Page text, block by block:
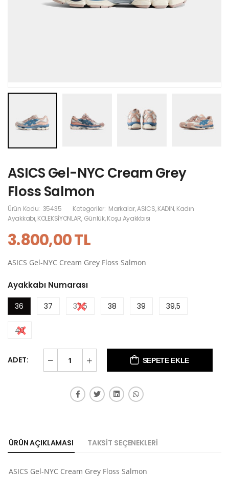
ASICS Gel-NYC Cream Grey
Floss Salmon
Ürün Kodu: 35435 Kategoriler: Markalar,ASICS,KADIN, Kadın
Ayakkabı,KOLEKSİYONLAR, Günlük,Koşu Ayakkbısı
3.800,00 TL
ASICS Gel-NYC Cream Grey Floss Salmon
Ayakkabı Numarası
36 37 37,5 38 39 39,5
40
ADET: SEPETE EKLE
ÜRÜN AÇIKLAMASI TAKSIT SEÇENEKLERI
ASICS Gel-NYC Cream Grey Floss Salmon